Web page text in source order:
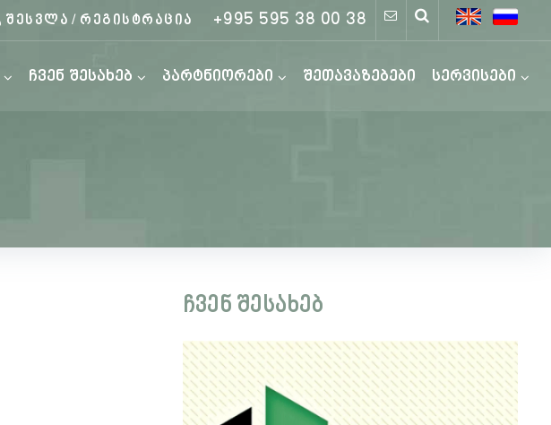
შესვლა / რეგისტრაცია +995 595 38 00 38
ჩვენ შესახებ პარტნიორები შეთავაზებები სერვისები
ჩვენ შესახებ